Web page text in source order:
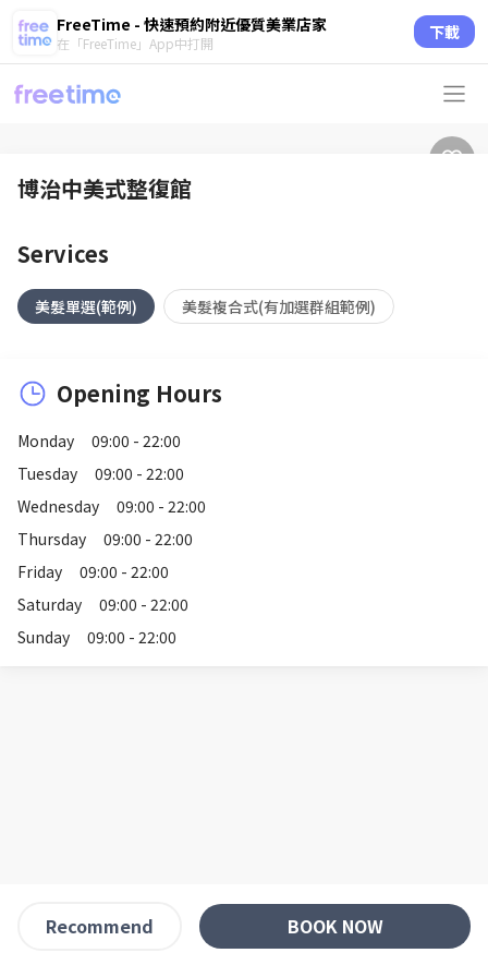
FreeTime - 快速預約附近優質美業店家
在「FreeTime」App中打開 下載
博治中美式整復館
Services
美髮單選(範例) 美髮複合式(有加選群組範例)
Opening Hours
Monday
09:00 - 22:00
Tuesday
09:00 - 22:00
Wednesday
09:00 - 22:00
Thursday
09:00 - 22:00
Friday
09:00 - 22:00
Saturday
09:00 - 22:00
Sunday
09:00 - 22:00
Recommend BOOK NOW